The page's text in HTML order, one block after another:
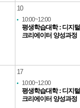
10
10:00~12:00
평생학습대학 : 디지털
크리에이터 양성과정
17
10:00~12:00
평생학습대학 : 디지털
크리에이터 양성과정